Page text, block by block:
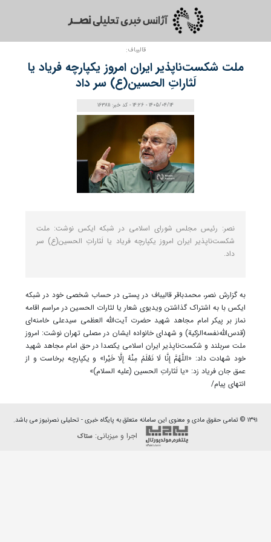
قالیباف:
ملت شکست‌ناپذیر ایران امروز یکپارچه فریاد یا
لَثاراتِ الحسین(ع) سر داد
1405/04/14 - 14:26 - کد خبر: 163811
نصر: رئیس مجلس شورای اسلامی در شبکه ایکس نوشت: ملت
شکست‌ناپذیر ایران امروز یکپارچه فریاد یا لَثاراتِ الحسین(ع) سر
داد.
به گزارش نصر، محمدباقر قالیباف در پستی در حساب شخصی خود در شبکه
ایکس با به اشتراک گذاشتن ویدیوی شعار یا لثارات الحسین در مراسم اقامه
نماز بر پیکر امام مجاهد شهید حضرت آیت‌الله العظمی سیدعلی خامنه‌ای
(قدس‌الله‌نفسه‌الزکیة) و شهدای خانواده ایشان در مصلی تهران نوشت: امروز
ملت سربلند و شکست‌ناپذیر ایران اسلامی یکصدا در حق امام مجاهد شهید
خود شهادت داد: «اللَّهُمَّ إِنَّا لَا نَعْلَمُ مِنْهُ إِلَّا خَیْرا» و یکپارچه برخاست و از
عمق جان فریاد زد: «یا لَثاراتِ الحسین (علیه السلام)»
انتهای پیام/
۱۳۹۱ © تمامی حقوق مادی و معنوی این سامانه متعلق به پایگاه خبری - تحلیلی نصرنیوز می باشد.
اجرا و میزبانی:ستاک